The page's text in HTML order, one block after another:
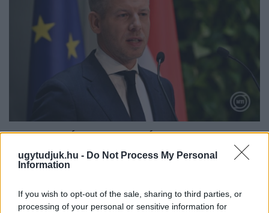
ugytudjuk.hu - Do Not Process My Personal
Information
If you wish to opt-out of the sale, sharing to third parties, or
processing of your personal or sensitive information for
MAGYAR PÉTER: 868 MILLIÁRD FORINTOS
MAGYARORSZÁG ENERGIAELLÁTÁSÁT, MIKÖZBEN
TOVÁBBRA IS KRITIKUS NAPOK ELÉ NÉZ AZ ORSZÁG
Átfogó energetikai fejlesztési programot fogadott el a
kormány.